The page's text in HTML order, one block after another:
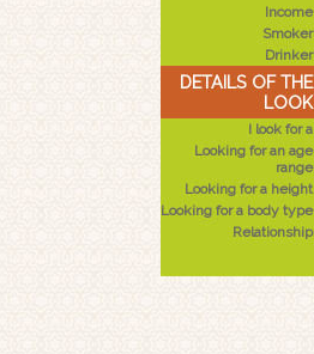
Income
Smoker
Drinker
DETAILS OF
I look for a
Looking for an age
range
Looking for a height
Looking for a body type
Relationship